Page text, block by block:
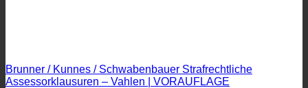
Brunner / Kunnes / Schwabenbauer Strafrechtliche
Assessorklausuren – Vahlen | VORAUFLAGE